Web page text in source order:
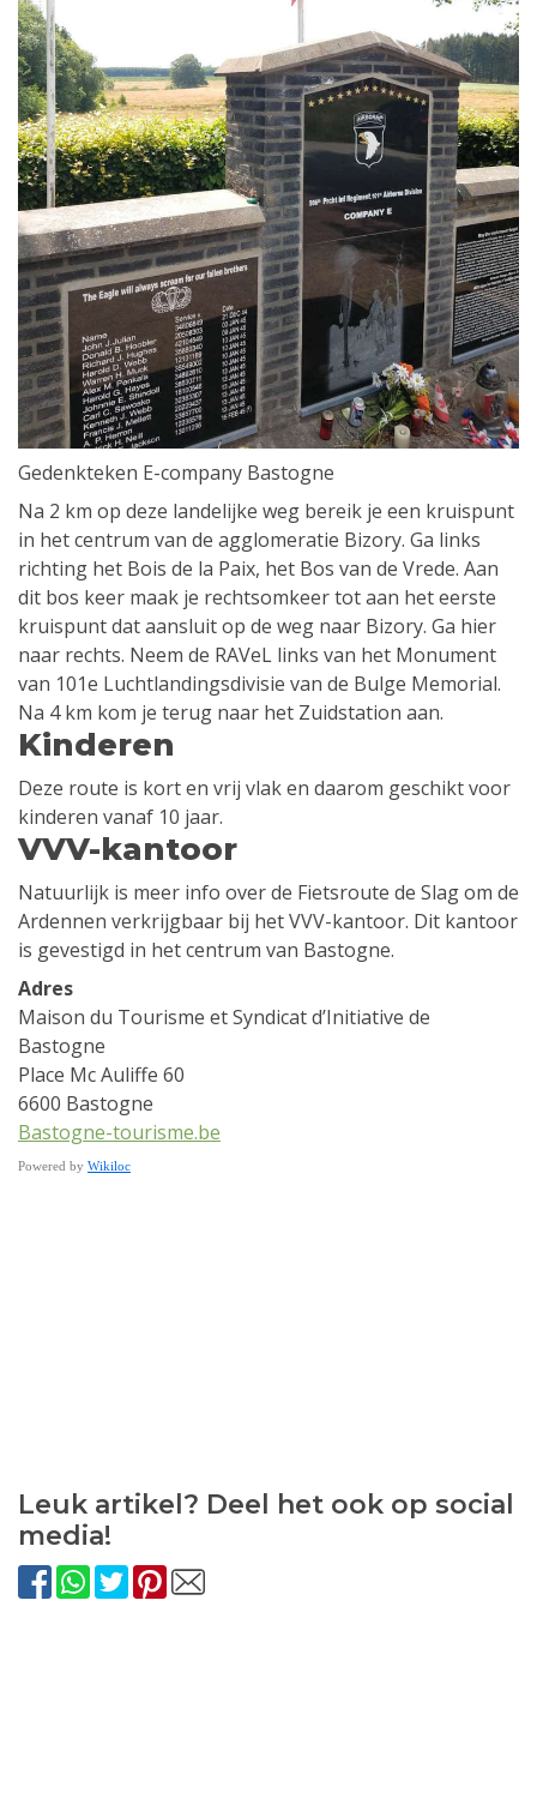
Gedenkteken E-company Bastogne
Na 2 km op deze landelijke weg bereik je een kruispunt
in het centrum van de agglomeratie Bizory. Ga links
richting het Bois de la Paix, het Bos van de Vrede. Aan
dit bos keer maak je rechtsomkeer tot aan het eerste
kruispunt dat aansluit op de weg naar Bizory. Ga hier
naar rechts. Neem de RAVeL links van het Monument
van 101e Luchtlandingsdivisie van de Bulge Memorial.
Na 4 km kom je terug naar het Zuidstation aan.
Kinderen
Deze route is kort en vrij vlak en daarom geschikt voor
kinderen vanaf 10 jaar.
VVV-kantoor
Natuurlijk is meer info over de Fietsroute de Slag om de
Ardennen verkrijgbaar bij het VVV-kantoor. Dit kantoor
is gevestigd in het centrum van Bastogne.
Adres
Maison du Tourisme et Syndicat d’Initiative de
Bastogne
Place Mc Auliffe 60
6600 Bastogne
Bastogne-tourisme.be
Powered by Wikiloc
Leuk artikel? Deel het ook op social
media!